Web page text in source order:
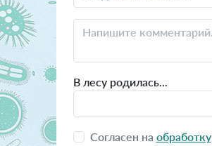
В лесу родилась...
Согласен на обработку